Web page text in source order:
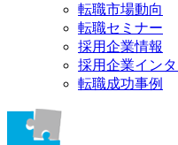
転職市場動向
転職セミナー
採用企業情報
採用企業イン
転職成功事例